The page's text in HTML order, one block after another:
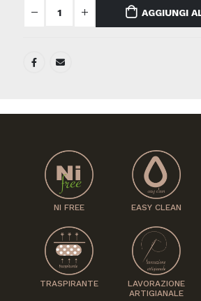
AGGIUNGI
NI FREE EASY CLEAN
TRASPIRANTE
LAVORAZIONE
ARTIGIANALE